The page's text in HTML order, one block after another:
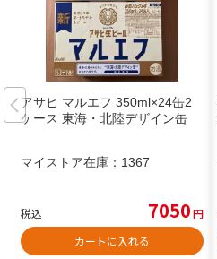
アサヒ マルエフ 350ml×24缶2
ケース 東海・北陸デザイン缶
マイストア在庫： 1367
税込 7050円
カートに入れる